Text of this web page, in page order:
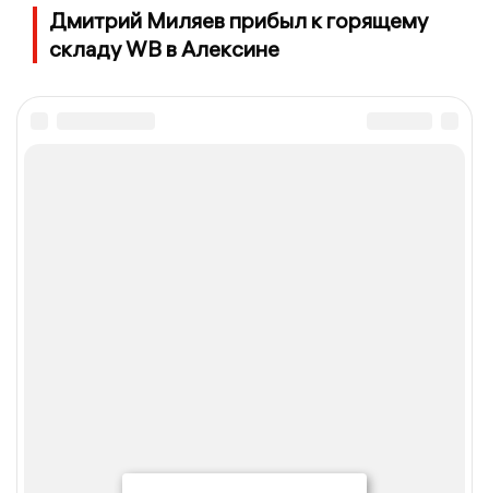
Дмитрий Миляев прибыл к горящему
складу WB в Алексине